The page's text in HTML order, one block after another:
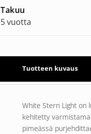
Takuu
5 vuotta
Tuotteen kuvaus
White Stern Light on
kehitetty
pimeässä